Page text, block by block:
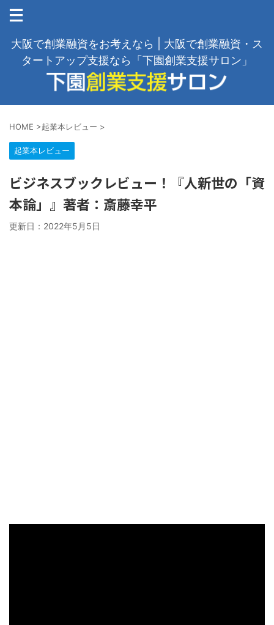
大阪で創業融資をお考えなら | 大阪で創業融資・ス
タートアップ支援なら「下園創業支援サロン」
HOME >起業本レビュー >
起業本レビュー
ビジネスブックレビュー！『人新世の「資
本論」』著者：斎藤幸平
更新日： 2022年5月5日